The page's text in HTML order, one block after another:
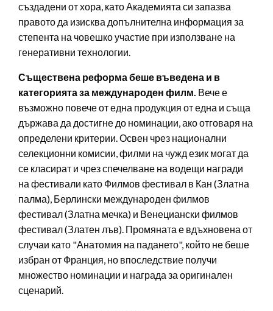
създадени от хора, като Академията си запазва
правото да изисква допълнителна информация за
степента на човешко участие при използване на
генеративни технологии.
Съществена реформа беше въведена и в
категорията за международен филм. Вече е
възможно повече от една продукция от една и съща
държава да достигне до номинации, ако отговаря на
определени критерии. Освен чрез национални
селекционни комисии, филми на чужд език могат да
се класират и чрез спечелване на водещи награди
на фестивали като Филмов фестивал в Кан (Златна
палма), Берлински международен филмов
фестивал (Златна мечка) и Венециански филмов
фестивал (Златен лъв). Промяната е вдъхновена от
случаи като "Анатомия на падането", който не беше
избран от Франция, но впоследствие получи
множество номинации и награда за оригинален
сценарий.